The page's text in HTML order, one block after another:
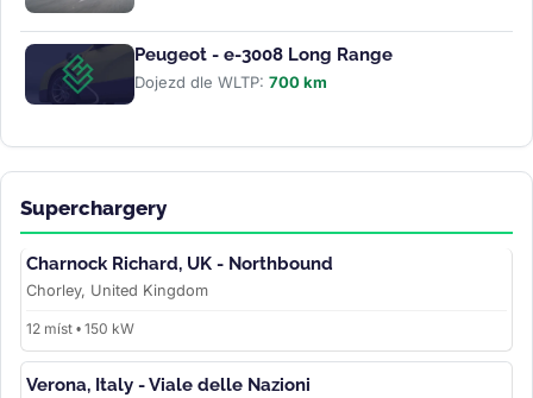
Peugeot - e-3008 Long Range
Dojezd dle WLTP: 700 km
Superchargery
Charnock Richard, UK - Northbound
Chorley, United Kingdom
12 míst • 150 kW
Verona, Italy - Viale delle Nazioni